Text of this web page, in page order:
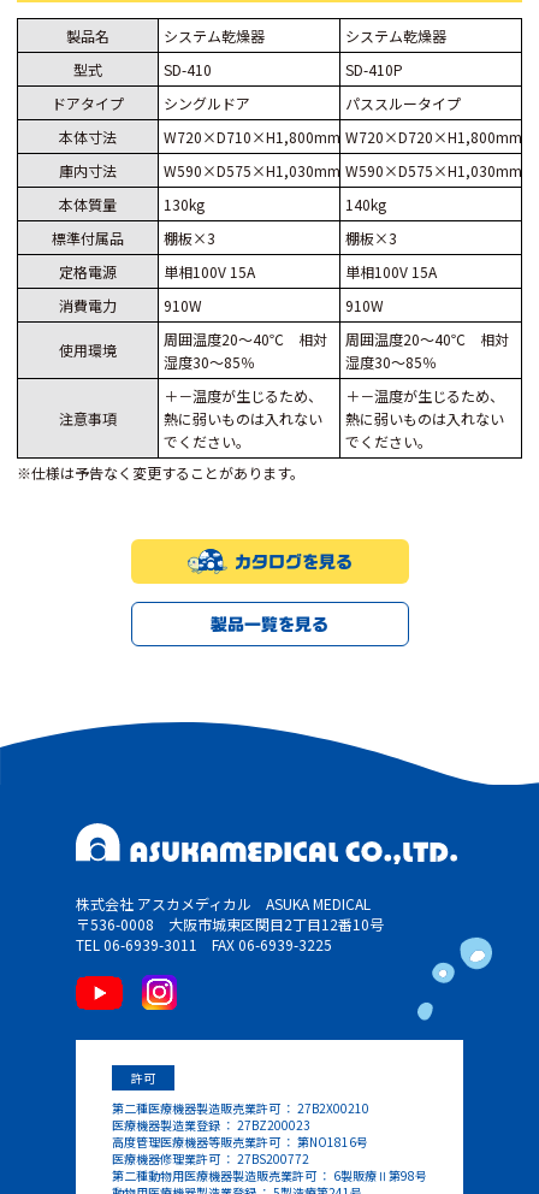
製品名 システム乾燥器
システム乾燥器
型式
SD-410
SD-410P
ドアタイプ
シングルドア
パススルータイプ
本体寸法
W720×D710×H1,800mm W720×D720×H1,800mm
庫内寸法
W590×D575×H1,030mm W590×D575×H1,030mm
本体質量
130kg
140kg
標準付属品
棚板×3
棚板×3
定格電源
単相100V 15A
単相100V 15A
消費電力
910W 910W
使用環境
周囲温度20～40℃ 相対
湿度30～85％
周囲温度20～40℃ 相対
湿度30～85％
注意事項
＋－温度が生じるため、
熱に弱いものは入れない
でください。
＋－温度が生じるため、
熱に弱いものは入れない
でください。
※仕様は予告なく変更することがあります。
カタログを見る
製品一覧を見る
株式会社 アスカメディカル ASUKA MEDICAL
〒536-0008 大阪市城東区関目2丁目12番10号
TEL 06-6939-3011 FAX 06-6939-3225
許可
第二種医療機器製造販売業許可 ： 27B2X00210
医療機器製造業登録 ： 27BZ200023
高度管理医療機器等販売業許可 ： 第NO1816号
医療機器修理業許可 ： 27BS200772
第二種動物用医療機器製造販売業許可 ： 6製販療Ⅱ第98号